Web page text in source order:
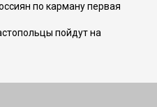
по карману первая
пойдут на